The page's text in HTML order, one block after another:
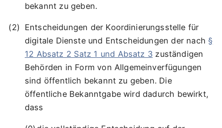
bekannt zu geben.
Entscheidungen der Koordinierungsstelle für
digitale Dienste und Entscheidungen der nach §
12 Absatz 2 Satz 1 und Absatz 3 zuständigen
Behörden in Form von Allgemeinverfügungen
sind öffentlich bekannt zu geben. Die
öffentliche Bekanntgabe wird dadurch bewirkt,
dass